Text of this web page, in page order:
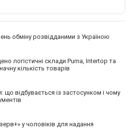
обміну розвідданими з Україною
логістичні склади Puma, Intertop та
кількість товарів
що відбувається із застосунком і чому
у чоловіків для надання